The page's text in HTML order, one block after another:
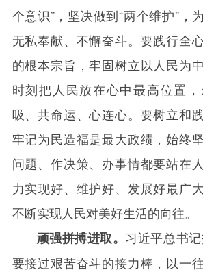
个意识”，坚决做到“两个维护”，
无私奉献、不懈奋斗。要践行全
的根本宗旨，牢固树立以人民为
时刻把人民放在心中最高位置
吸、共命运、心连心。要树立和
牢记为民造福是最大政绩，始终
问题、作决策、办事情都要站在
力实现好、维护好、发展好最广
不断实现人民对美好生活的向往。
顽强拼搏进取。 习近平总书
要接过艰苦奋斗的接力棒，以一